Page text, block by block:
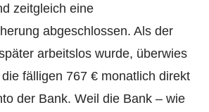
zeitgleich eine
abgeschlossen. Als der
arbeitslos wurde, überwies
fälligen 767 € monatlich direkt
der Bank. Weil die Bank – wie